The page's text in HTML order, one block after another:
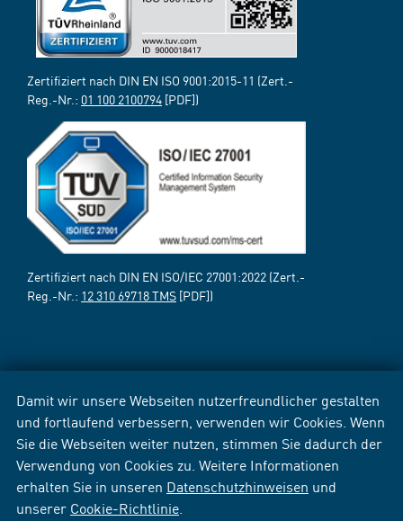
Damit wir unsere Webseiten nutzerfreundlicher gestalten
und fortlaufend verbessern, verwenden wir Cookies. Wenn
Sie die Webseiten weiter nutzen, stimmen Sie dadurch der
Verwendung von Cookies zu. Weitere Informationen
erhalten Sie in unseren Datenschutzhinweisen und
unserer Cookie-Richtlinie
Zertifiziert nach DIN EN ISO 9001:2015-11 (Zert.-
Reg.-Nr.: 01 100 2100794 [PDF])
Zertifiziert nach DIN EN ISO/IEC 27001:2022 (Zert.-
Reg.-Nr.: 12 310 69718 TMS [PDF])